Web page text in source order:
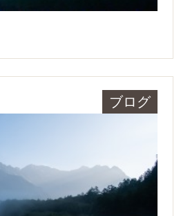
ブログ